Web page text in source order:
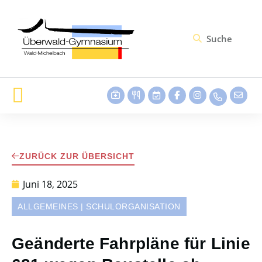
ZURÜCK ZUR ÜBERSICHT
Juni 18, 2025
ALLGEMEINES | SCHULORGANISATION
Geänderte Fahrpläne für Linie